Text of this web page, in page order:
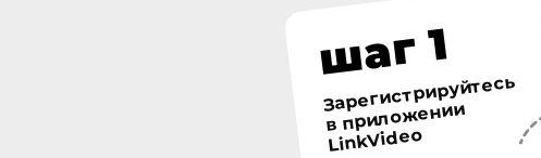
шаг 1
Зарегистрируйтесь
в приложении
LinkVideo